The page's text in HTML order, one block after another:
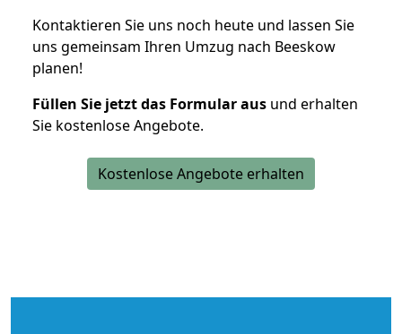
Kontaktieren Sie uns noch heute und lassen Sie
uns gemeinsam Ihren Umzug nach Beeskow
planen!
Füllen Sie jetzt das Formular aus und erhalten
Sie kostenlose Angebote.
Kostenlose Angebote erhalten